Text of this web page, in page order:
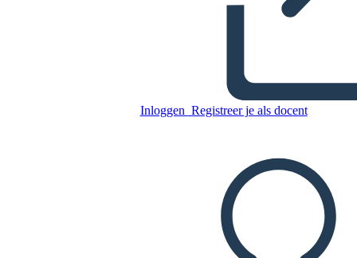
Inloggen Registreer je als docent
Cronologia Covid 19
Kopieer dit Storyboard
MAAK EEN STORYBOARD
DIAVOORSTELLING AFSPELEN
LEES MIJ VOOR